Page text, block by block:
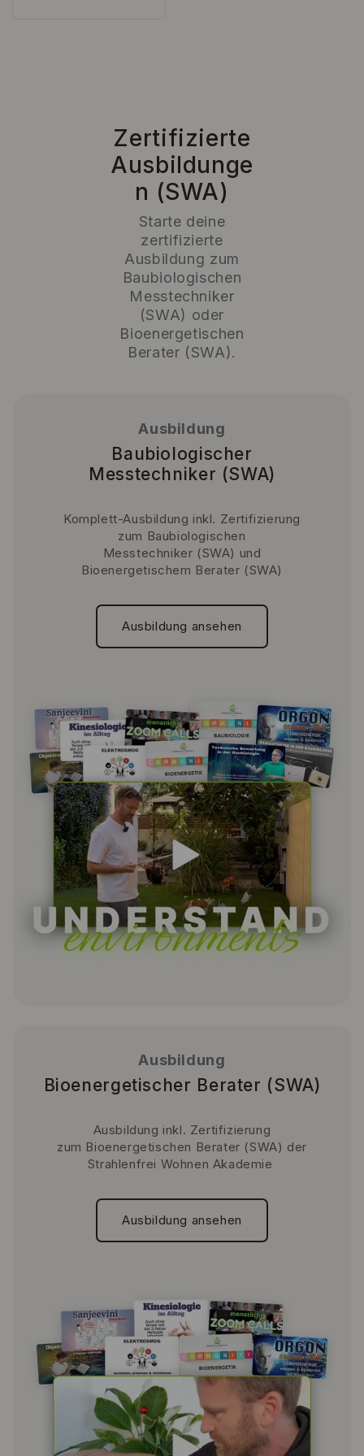
Zertifizierte
Ausbildunge
n (SWA)
Starte deine
zertifizierte
Ausbildung zum
Baubiologischen
Messtechniker
(SWA) oder
Bioenergetischen
Berater (SWA).
Ausbildung
Baubiologischer
Messtechniker (SWA)
Komplett-Ausbildung inkl. Zertifizierung
zum Baubiologischen
Messtechniker (SWA) und
Bioenergetischem Berater (SWA)
Ausbildung ansehen
Ausbildung
Bioenergetischer Berater (SWA)
Ausbildung inkl. Zertifizierung
zum Bioenergetischen Berater (SWA) der
Strahlenfrei Wohnen Akademie
Ausbildung ansehen